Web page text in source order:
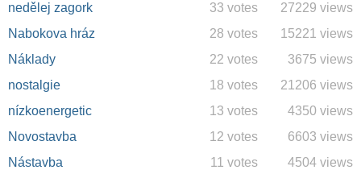
nedělej zagork
27229 views
33 votes
Nabokova hráz
15221 views
28 votes
Náklady
3675 views
22 votes
nostalgie
21206 views
18 votes
nízkoenergetic
4350 views
13 votes
Novostavba
6603 views
12 votes
Nástavba
4504 views
11 votes